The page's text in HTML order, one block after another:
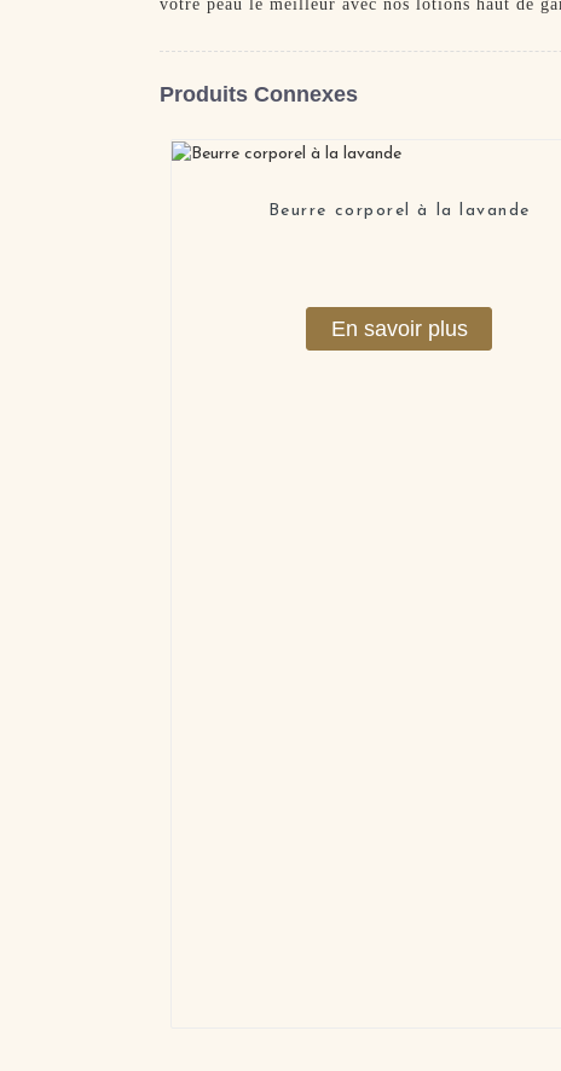
votre peau le meilleur avec nos lotions haut de
Produits Connexes
Beurre corporel à la lavande
En savoir plus